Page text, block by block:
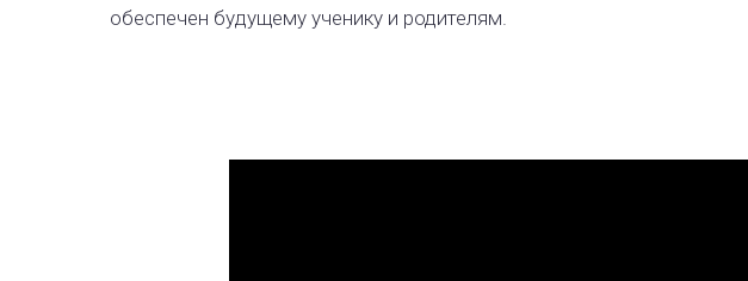
обеспечен будущему ученику и родителям.